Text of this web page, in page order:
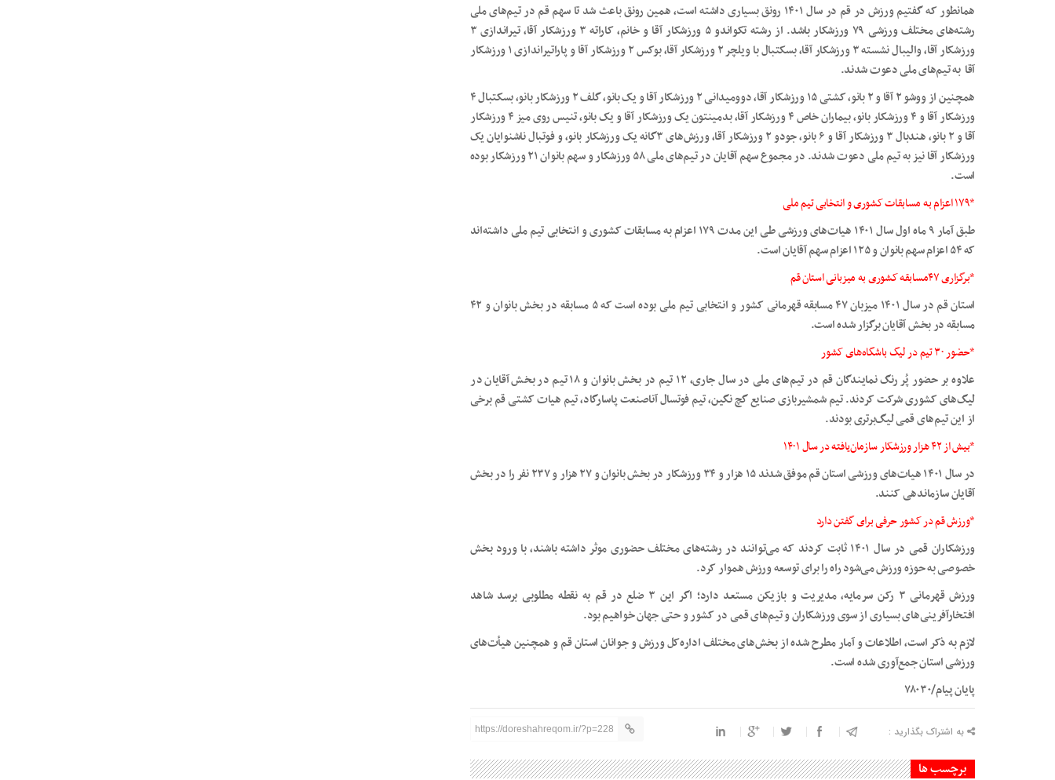
همانطور که گفتیم ورزش در قم در سال ۱۴۰۱ رونق بسیاری داشته است، همین رونق باعث شد تا سهم قم در تیم‌های ملی
رشته‌های مختلف ورزشی ۷۹ ورزشکار باشد. از رشته تکواندو ۵ ورزشکار آقا و خانم، کاراته ۳ ورزشکار آقا، تیراندازی ۳
ورزشکار آقا، والیبال نشسته ۳ ورزشکار آقا، بسکتبال با ویلچر ۲ ورزشکار آقا، بوکس ۲ ورزشکار آقا و پاراتیراندازی ۱ ورزشکار
آقا به تیم‌های ملی دعوت شدند.
همچنین از ووشو ۲ آقا و ۲ بانو، کشتی ۱۵ ورزشکار آقا، دوومیدانی ۲ ورزشکار آقا و یک بانو، گلف ۲ ورزشکار بانو، بسکتبال ۴
ورزشکار آقا و ۴ ورزشکار بانو، بیماران خاص ۴ ورزشکار آقا، بدمینتون یک ورزشکار آقا و یک بانو، تنیس روی میز ۴ ورزشکار
آقا و ۲ بانو، هندبال ۳ ورزشکار آقا و ۶ بانو، جودو ۲ ورزشکار آقا، ورزش‌های ۳گانه یک ورزشکار بانو، و فوتبال ناشنوایان یک
ورزشکار آقا نیز به تیم ملی دعوت شدند. در مجموع سهم آقایان در تیم‌های ملی ۵۸ ورزشکار و سهم بانوان ۲۱ ورزشکار بوده
است.
*۱۷۹ اعزام به مسابقات کشوری و انتخابی تیم ملی
طبق آمار ۹ ماه اول سال ۱۴۰۱ هیات‌های ورزشی طی این مدت ۱۷۹ اعزام به مسابقات کشوری و انتخابی تیم ملی داشته‌اند
که ۵۴ اعزام سهم بانوان و ۱۲۵ اعزام سهم آقایان است.
*برگزاری ۴۷مسابقه کشوری به میزبانی استان قم
استان قم در سال ۱۴۰۱ میزبان ۴۷ مسابقه قهرمانی کشور و انتخابی تیم ملی بوده است که ۵ مسابقه در بخش بانوان و ۴۲
مسابقه در بخش آقایان برگزار شده است.
*حضور ۳۰ تیم در لیگ باشگاه‌های کشور
علاوه بر حضور پُر رنگ نمایندگان قم در تیم‌های ملی در سال جاری، ۱۲ تیم در بخش بانوان و ۱۸ تیم در بخش آقایان در
لیگ‌های کشوری شرکت کردند. تیم شمشیربازی صنایع گچ نگین، تیم فوتسال آناصنعت پاسارگاد، تیم هیات کشتی قم برخی
از این تیم‌های قمی لیگ‌برتری بودند.
*بیش از ۴۲ هزار ورزشکار سازمان‌یافته در سال
۱۴۰۱
در سال ۱۴۰۱ هیات‌های ورزشی استان قم موفق شدند ۱۵ هزار و ۳۴ ورزشکار در بخش بانوان و ۲۷ هزار و ۲۳۷ نفر را در بخش
آقایان سازماندهی کنند.
*ورزش قم در کشور حرفی برای گفتن دارد
ورزشکاران قمی در سال ۱۴۰۱ ثابت کردند که می‌توانند در رشته‌های مختلف حضوری موثر داشته‌ باشند، با ورود بخش
خصوصی به حوزه ورزش می‌شود راه را برای توسعه ورزش هموار کرد.
ورزش قهرمانی ۳ رکن سرمایه، مدیریت و بازیکن مستعد دارد؛ اگر این ۳ ضلع در قم به نقطه مطلوبی برسد شاهد
افتخارآفرینی‌های بسیاری از سوی ورزشکاران و تیم‌های قمی در کشور و حتی جهان خواهیم بود.
لازم به ذکر است، اطلاعات و آمار مطرح شده از بخش‌های مختلف اداره‌کل ورزش و جوانان استان قم و همچنین هیأت‌های
ورزشی استان جمع‌آوری شده است.
پایان پیام/۷۸۰۳۰
به اشتراک بگذارید : https://doreshahreqom.ir/?p=228
برچسب ها